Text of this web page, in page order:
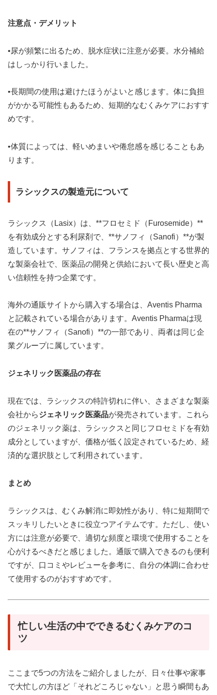
注意点・デメリット
•尿が頻繁に出るため、脱水症状に注意が必要。水分補給
はしっかり行いました。
•長期間の使用は避けたほうがよいと感じます。体に負担
がかかる可能性もあるため、短期的なむくみケアにおすす
めです。
•体質によっては、軽いめまいや倦怠感を感じることもあ
ります。
ラシックスの製造元について
ラシックス（Lasix）は、**フロセミド（Furosemide）**
を有効成分とする利尿剤で、**サノフィ（Sanofi）**が製
造しています。サノフィは、フランスを拠点とする世界的
な製薬会社で、医薬品の開発と供給において長い歴史と高
い信頼性を持つ企業です。
海外の通販サイトから購入する場合は、Aventis Pharma
と記載されている場合があります。Aventis Pharmaは現
在の**サノフィ（Sanofi）**の一部であり、両者は同じ企
業グループに属しています。
ジェネリック医薬品の存在
現在では、ラシックスの特許切れに伴い、さまざまな製薬
会社からジェネリック医薬品が発売されています。これら
のジェネリック薬は、ラシックスと同じフロセミドを有効
成分としていますが、価格が低く設定されているため、経
済的な選択肢として利用されています。
まとめ
ラシックスは、むくみ解消に即効性があり、特に短期間で
スッキリしたいときに役立つアイテムです。ただし、使い
方には注意が必要で、適切な頻度と環境で使用することを
心がけるべきだと感じました。通販で購入できるのも便利
ですが、口コミやレビューを参考に、自分の体調に合わせ
て使用するのがおすすめです。
忙しい生活の中でできるむくみケアのコ
ツ
ここまで5つの方法をご紹介しましたが、日々仕事や家事
で大忙しの方ほど「それどころじゃない」と思う瞬間もあ